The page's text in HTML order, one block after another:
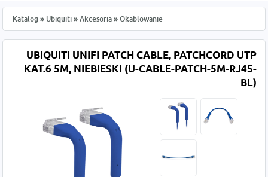
Katalog » Ubiquiti » Akcesoria » Okablowanie
UBIQUITI UNIFI PATCH CABLE, PATCHCORD UTP
KAT.6 5M, NIEBIESKI (U-CABLE-PATCH-5M-RJ45-
BL)